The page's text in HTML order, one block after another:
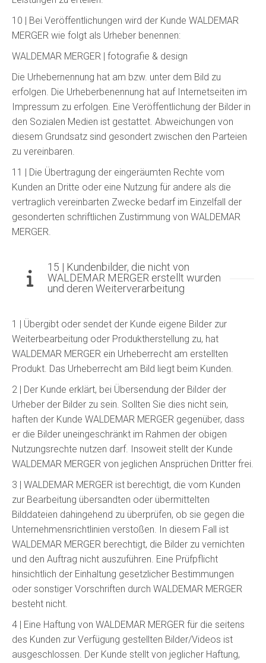
10 | Bei Veröffentlichungen wird der Kunde WALDEMAR
MERGER wie folgt als Urheber benennen:
WALDEMAR MERGER | fotografie & design
Die Urhebernennung hat am bzw. unter dem Bild zu
erfolgen. Die Urheberbenennung hat auf Internetseiten im
Impressum zu erfolgen. Eine Veröffentlichung der Bilder in
den Sozialen Medien ist gestattet. Abweichungen von
diesem Grundsatz sind gesondert zwischen den Parteien
zu vereinbaren.
11 | Die Übertragung der eingeräumten Rechte vom
Kunden an Dritte oder eine Nutzung für andere als die
vertraglich vereinbarten Zwecke bedarf im Einzelfall der
gesonderten schriftlichen Zustimmung von WALDEMAR
MERGER.
15 | Kundenbilder, die nicht von
WALDEMAR MERGER erstellt wurden
und deren Weiterverarbeitung
1 | Übergibt oder sendet der Kunde eigene Bilder zur
Weiterbearbeitung oder Produktherstellung zu, hat
WALDEMAR MERGER ein Urheberrecht am erstellten
Produkt. Das Urheberrecht am Bild liegt beim Kunden.
2 | Der Kunde erklärt, bei Übersendung der Bilder der
Urheber der Bilder zu sein. Sollten Sie dies nicht sein,
haften der Kunde WALDEMAR MERGER gegenüber, dass
er die Bilder uneingeschränkt im Rahmen der obigen
Nutzungsrechte nutzen darf. Insoweit stellt der Kunde
WALDEMAR MERGER von jeglichen Ansprüchen Dritter frei.
3 | WALDEMAR MERGER ist berechtigt, die vom Kunden
zur Bearbeitung übersandten oder übermittelten
Bilddateien dahingehend zu überprüfen, ob sie gegen die
Unternehmensrichtlinien verstoßen. In diesem Fall ist
WALDEMAR MERGER berechtigt, die Bilder zu vernichten
und den Auftrag nicht auszuführen. Eine Prüfpflicht
hinsichtlich der Einhaltung gesetzlicher Bestimmungen
oder sonstiger Vorschriften durch WALDEMAR MERGER
besteht nicht.
4 | Eine Haftung von WALDEMAR MERGER für die seitens
des Kunden zur Verfügung gestellten Bilder/Videos ist
ausgeschlossen. Der Kunde stellt von jeglicher Haftung,